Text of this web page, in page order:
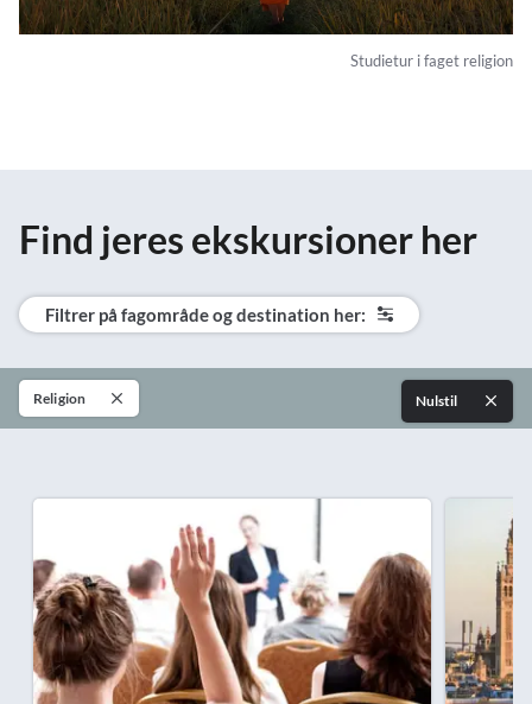
Studietur i faget religion
Find jeres ekskursioner her
Filtrer på fagområde og destination her:
Religion Nulstil